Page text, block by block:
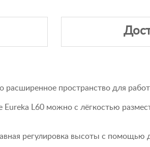
расширенное пространство для
L60 можно с лёгкостью
регулировка высоты с помощью